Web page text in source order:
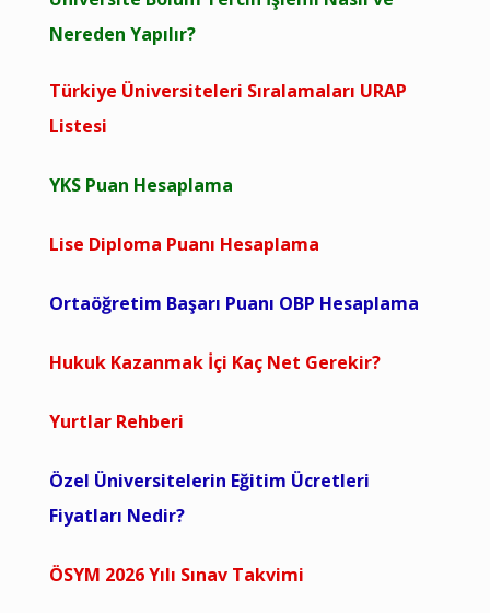
Nereden Yapılır?
Türkiye Üniversiteleri Sıralamaları URAP
Listesi
YKS Puan Hesaplama
Lise Diploma Puanı Hesaplama
Ortaöğretim Başarı Puanı OBP Hesaplama
Hukuk Kazanmak İçi Kaç Net Gerekir?
Yurtlar Rehberi
Özel Üniversitelerin Eğitim Ücretleri
Fiyatları Nedir?
ÖSYM 2026 Yılı Sınav Takvimi